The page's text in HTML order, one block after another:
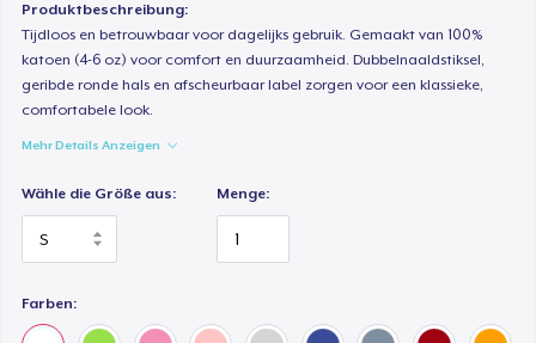
Produktbeschreibung:
Tijdloos en betrouwbaar voor dagelijks gebruik. Gemaakt van 100%
katoen (4-6 oz) voor comfort en duurzaamheid. Dubbelnaaldstiksel,
geribde ronde hals en afscheurbaar label zorgen voor een klassieke,
comfortabele look.
Mehr Details Anzeigen
Wähle die Größe aus: Menge:
Farben: